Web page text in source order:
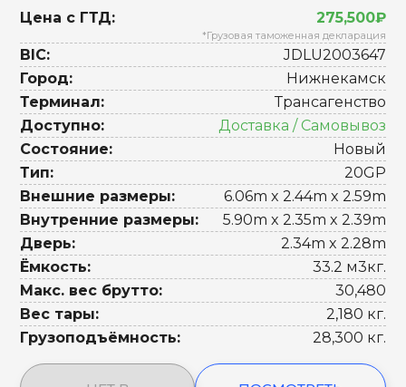
Цена с ГТД: 275,500₽
*Грузовая таможенная декларация
BIC:
JDLU2003647
Город:
Нижнекамск
Терминал:
Трансагенство
Доступно:
Доставка / Самовывоз
Состояние:
Новый
Тип:
20GP
Внешние размеры:
6.06m x 2.44m x 2.59m
Внутренние размеры:
5.90m x 2.35m x 2.39m
Дверь:
2.34m x 2.28m
Ёмкость:
33.2 м3кг.
Макс. вес брутто:
30,480
Вес тары:
2,180 кг.
Грузоподъёмность:
28,300 кг.